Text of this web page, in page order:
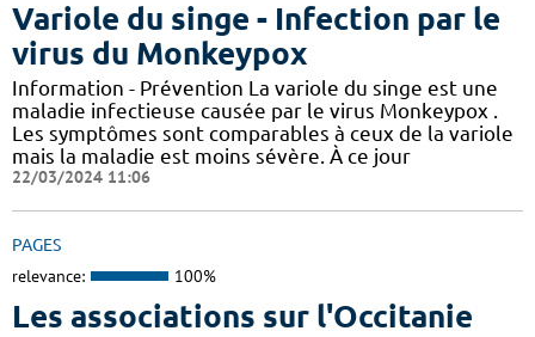
Variole du singe - Infection par le
virus du Monkeypox
Information - Prévention La variole du singe est une
maladie infectieuse causée par le virus Monkeypox .
Les symptômes sont comparables à ceux de la variole
mais la maladie est moins sévère. À ce jour
22/03/2024 11:06
PAGES
relevance: 100%
Les associations sur l'Occitanie